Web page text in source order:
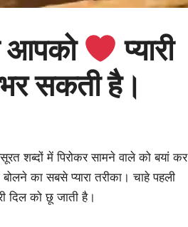
आपको
प्यारी
सकती है।
शब्दों में पिरोकर सामने वाले को बयां कर
का सबसे प्यारा तरीका। चाहे पहली
दिल को छू जाती है।